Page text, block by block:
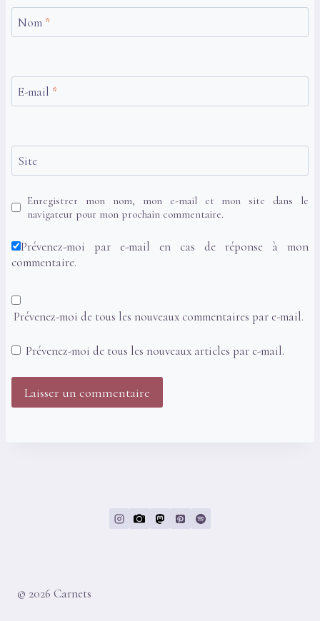
Nom *
E-mail *
Site
Enregistrer mon nom, mon e-mail et mon site dans le
navigateur pour mon prochain commentaire.
Prévenez-moi par e-mail en cas de réponse à mon
commentaire.
Prévenez-moi de tous les nouveaux commentaires par e-mail.
Prévenez-moi de tous les nouveaux articles par e-mail.
© 2026 Carnets